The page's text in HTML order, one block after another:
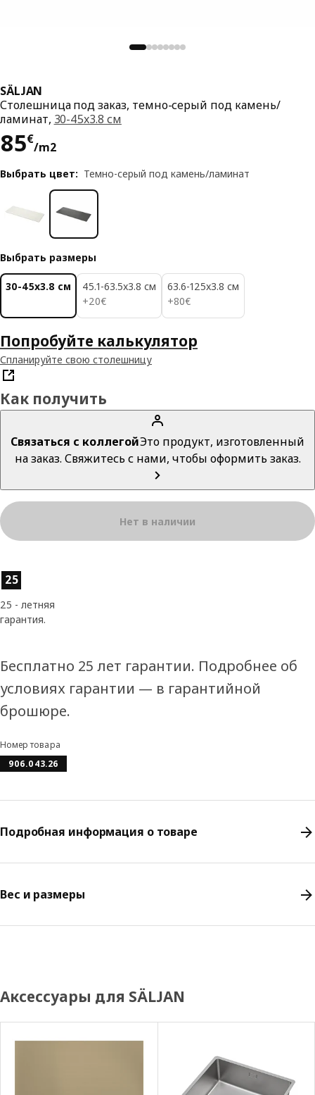
SÄLJAN
Столешница под заказ, темно-серый под камень/
ламинат, 30-45x3.8 см
85€
/m2
Цена 85€/m2
Выбрать цвет: Темно-серый под камень/ламинат
Выбрать размеры
30-45x3.8 см
45.1-63.5x3.8 см
+20€
20€
63.6-125x3.8 см
+80€
80€
Попробуйте калькулятор
Спланируйте свою столешницу
Как получить
Связаться с коллегойЭто продукт, изготовленный
на заказ. Свяжитесь с нами, чтобы оформить заказ.
Нет в наличии
Характеристики товара
25
25 - летняя
гарантия.
Бесплатно 25 лет гарантии. Подробнее об
условиях гарантии — в гарантийной
брошюре.
Номер товара
906.043.26
Подробная информация о товаре
Вес и размеры
Аксессуары для SÄLJAN